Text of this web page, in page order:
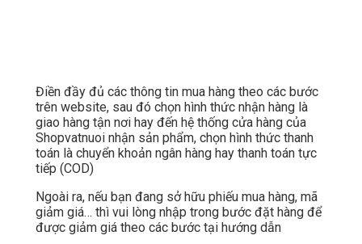
Điền đầy đủ các thông tin mua hàng theo các bước
trên website, sau đó chọn hình thức nhận hàng là
giao hàng tận nơi hay đến hệ thống cửa hàng của
Shopvatnuoi nhận sản phẩm, chọn hình thức thanh
toán là chuyển khoản ngân hàng hay thanh toán tực
tiếp (COD)
Ngoài ra, nếu bạn đang sở hữu phiếu mua hàng, mã
giảm giá… thì vui lòng nhập trong bước đặt hàng để
được giảm giá theo các bước tại hướng dẫn